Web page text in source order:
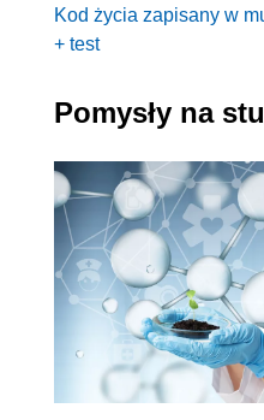
Kod życia zapisany w
+ test
Pomysły na